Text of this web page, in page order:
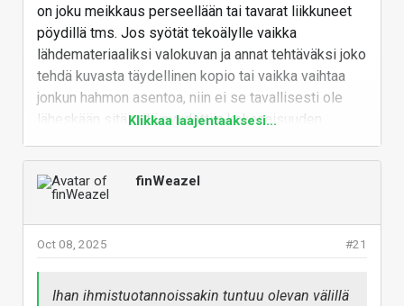
on joku meikkaus perseellään tai tavarat liikkuneet
pöydillä tms. Jos syötät tekoälylle vaikka
lähdemateriaaliksi valokuvan ja annat tehtäväksi joko
tehdä kuvasta täydellinen kopio tai vaikka vaihtaa
jonkun hahmon asentoa, niin ei se tavallisesti ole
läheskään sitä mitä pyydettiin kokonaisuuden
leikkausten välillä olisi jos tosiaan joku kokoillan
elokuva tehtäisiin tekoälyllä tuommoisista 10
tilanne voi taas olla kehittynyt.
Vastaa
Klikkaa laajentaaksesi...
finWeazel
#21
Oct 08, 2025
Ihan ihmistuotannoissakin tuntuu olevan välillä